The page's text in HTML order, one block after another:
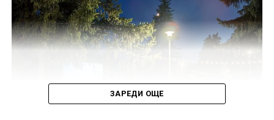
ЗАРЕДИ ОЩЕ